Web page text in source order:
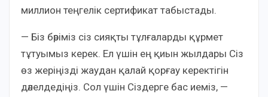
миллион теңгелік сертификат табыстады.
— Біз бәріміз сіз сияқты тұлғаларды құрмет
тұтуымыз керек. Ел үшін ең қиын жылдары Сіз
өз жеріңізді жаудан қалай қорғау керектігін
дәлелдедіңіз. Сол үшін Сіздерге бас иеміз, —